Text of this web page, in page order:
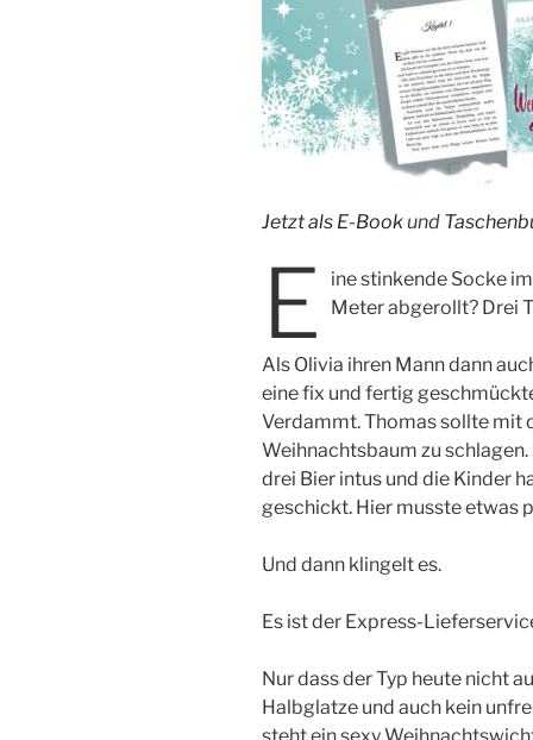
Jetzt als E-Bookund
E
ine stinkende Socke
Meter abgerollt? Drei
Als Olivia ihren Mann dann
eine fix und fertig
Verdammt. Thomas sollte mit
Weihnachtsbaum zu
drei Bier intus und die Kinder
geschickt. Hier musste etwas
Und dann klingelt es.
Es ist der Express-
Nur dass der Typ heute nicht
Halbglatze und auch kein